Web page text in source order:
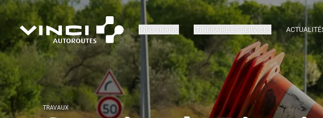
INFO TRAFIC ITINÉRAIRE ET SERVICES
TRAVAUX